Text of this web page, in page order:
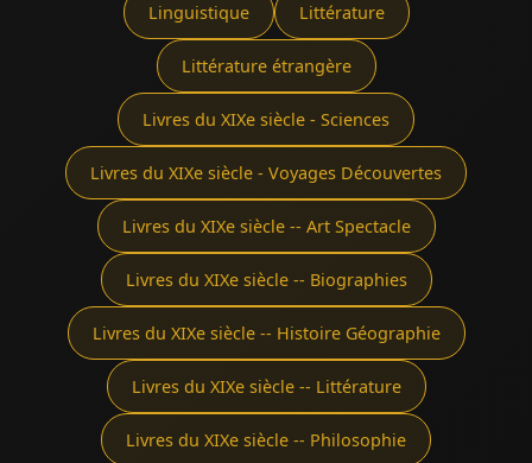
Linguistique Littérature
Littérature étrangère
Livres du XIXe siècle - Sciences
Livres du XIXe siècle - Voyages Découvertes
Livres du XIXe siècle -- Art Spectacle
Livres du XIXe siècle -- Biographies
Livres du XIXe siècle -- Histoire Géographie
Livres du XIXe siècle -- Littérature
Livres du XIXe siècle -- Philosophie